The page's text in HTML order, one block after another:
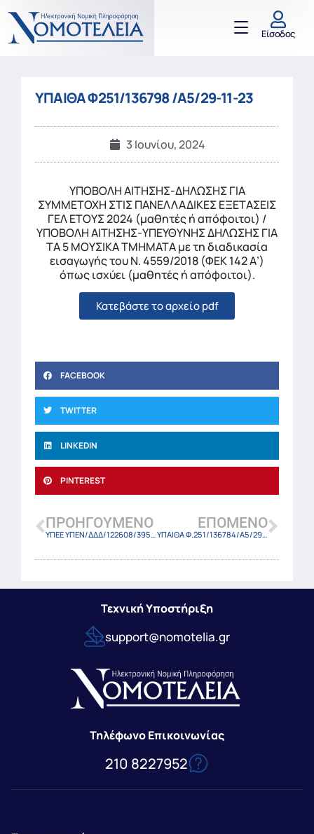
Είσοδος
ΥΠΑΙΘΑ Φ251/136798 /Α5/29-11-23
3 Ιουνίου, 2024
ΥΠΟΒΟΛΗ ΑΙΤΗΣΗΣ-ΔΗΛΩΣΗΣ ΓΙΑ
ΣΥΜΜΕΤΟΧΗ ΣΤΙΣ ΠΑΝΕΛΛΑΔΙΚΕΣ ΕΞΕΤΑΣΕΙΣ
ΓΕΛ ΕΤΟΥΣ 2024 (μαθητές ή απόφοιτοι) /
ΥΠΟΒΟΛΗ ΑΙΤΗΣΗΣ-ΥΠΕΥΘΥΝΗΣ ΔΗΛΩΣΗΣ ΓΙΑ
ΤΑ 5 ΜΟΥΣΙΚΑ ΤΜΗΜΑΤΑ με τη διαδικασία
εισαγωγής του Ν. 4559/2018 (ΦΕΚ 142 Α’)
όπως ισχύει (μαθητές ή απόφοιτοι).
Κατεβάστε το αρχείο pdf
FACEBOOK
TWITTER
LINKEDIN
PINTEREST
ΠΡΟΗΓΟΎΜΕΝΟ
ΥΠΕΕ ΥΠΕΝ/ΔΔΔ/122608/3959/23 (ΦΕΚ-6706 Β/28-11-23)
ΕΠΌΜΕΝΟ
ΥΠΑΙΘΑ Φ.251/136784/Α5/29-11-23
Τεχνική Υποστήριξη
support@nomotelia.gr
Τηλέφωνο Επικοινωνίας
210 8227952